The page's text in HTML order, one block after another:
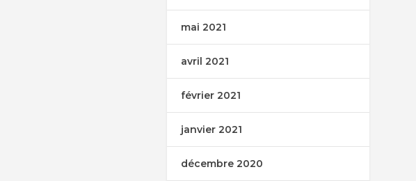
mai 2021
avril 2021
février 2021
janvier 2021
décembre 2020